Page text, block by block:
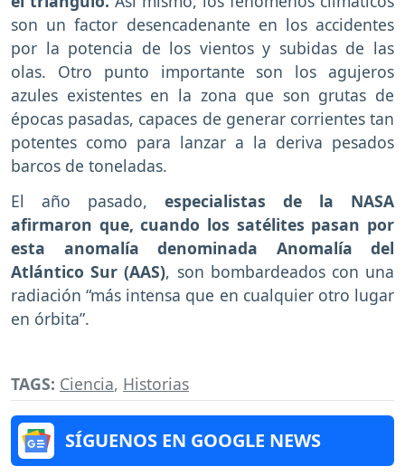
son un factor desencadenante en los accidentes
por la potencia de los vientos y subidas de las
olas. Otro punto importante son los agujeros
azules existentes en la zona que son grutas de
épocas pasadas, capaces de generar corrientes tan
potentes como para lanzar a la deriva pesados
barcos de toneladas.
El año pasado, especialistas de la NASA
afirmaron que, cuando los satélites pasan por
esta anomalía denominada Anomalía del
Atlántico Sur (AAS), son bombardeados con una
radiación “más intensa que en cualquier otro lugar
en órbita”.
TAGS: Ciencia, Historias
SÍGUENOS EN GOOGLE NEWS